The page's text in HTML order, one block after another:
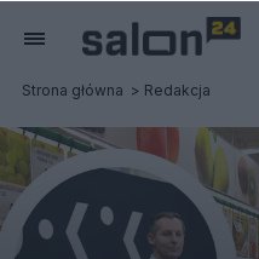
Strona główna Redakcja